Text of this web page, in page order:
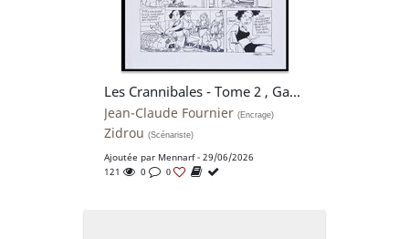
Les Crannibales - Tome 2 , Gag 48 : Que pour le physique - Jean-Claude Fournier - Zidrou
Jean-Claude Fournier (Encrage)
Zidrou (Scénariste)
Ajoutée par Mennarf- 29/06/2026
121
0 0